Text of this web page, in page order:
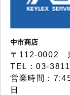
中市商店
〒112-0002
TEL：03-
営業時間：
日